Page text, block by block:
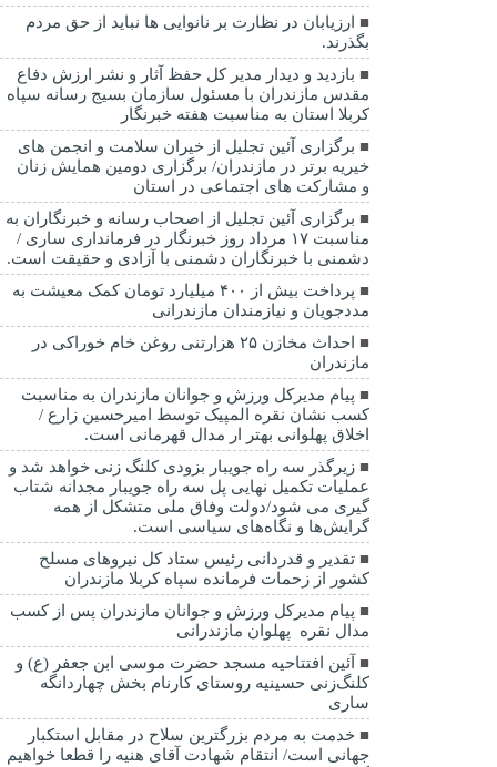
ارزیابان در نظارت بر نانوایی ها نباید از حق مردم
بگذرند.
بازدید و دیدار مدیر کل حفظ آثار و نشر ارزش دفاع
مقدس مازندران با مسئول سازمان بسیج رسانه سپاه
کربلا استان به مناسبت هفته خبرنگار
برگزاری آئین تجلیل از خیران سلامت و انجمن های
خیریه برتر در مازندران/ برگزاری دومین همایش زنان
و مشارکت های اجتماعی در استان
برگزاری آئین تجلیل از اصحاب رسانه و خبرنگاران به
مناسبت ۱۷ مرداد روز خبرنگار در فرمانداری ساری /
دشمنی با خبرنگاران دشمنی با آزادی و حقیقت است.
پرداخت بیش از ۴۰۰ میلیارد تومان کمک معیشت به
مددجویان و نیازمندان مازندرانی
احداث مخازن ۲۵ هزارتنی روغن خام خوراکی در
مازندران
پیام مدیرکل ورزش و جوانان مازندران به مناسبت
کسب نشان نقره المپیک توسط امیرحسین زارع /
اخلاق پهلوانی بهتر ار مدال قهرمانی است.
زیرگذر سه راه جویبار بزودی کلنگ زنی خواهد شد و
عملیات تکمیل نهایی پل سه راه جویبار مجدانه شتاب
گیری می شود/دولت وفاق ملی متشکل از همه
گرایش‌ها و نگاه‌های سیاسی است.
تقدیر و قدردانی رئیس ستاد کل نیرو‌های مسلح
کشور از زحمات فرمانده سپاه کربلا مازندران
پیام مدیرکل ورزش و جوانان مازندران پس از کسب
مدال نقره پهلوان مازندرانی
آئین افتتاحیه مسجد حضرت موسی ابن جعفر (ع) و
کلنگ‌زنی حسینیه روستای کارنام بخش چهاردانگه
ساری
خدمت به مردم بزرگترین سلاح در مقابل استکبار
جهانی است/ انتقام شهادت آقای هنیه را قطعا خواهیم